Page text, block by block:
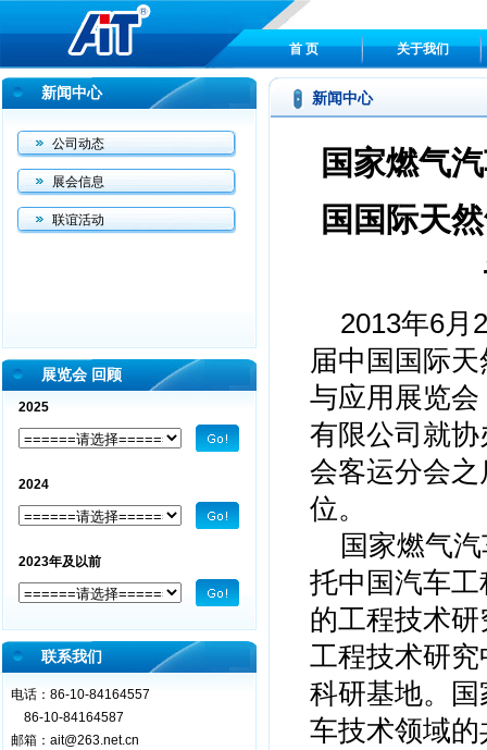
首 页 关于我们
新闻中心
公司动态
展会信息
联谊活动
展览会 回顾
2025
2024
2023年及以前
联系我们
电话：86-10-84164557
86-10-84164587
邮箱： ait@263.net.cn
新闻中心
国家燃气
国国际天
2013年6月
届中国国际
与应用展览
有限公司就
会客运分会
位。
国家燃气
托中国汽车
的工程技术
工程技术研
科研基地。
车技术领域